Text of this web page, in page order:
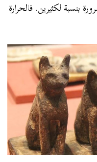
بنسبة لكثيرين. فالحرارة